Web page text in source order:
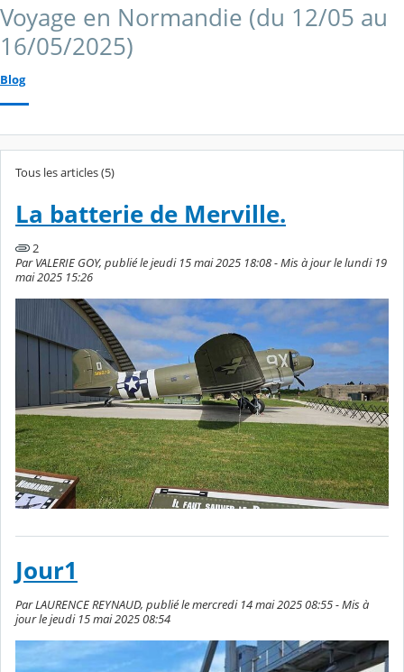
Voyage en Normandie (du 12/05 au
16/05/2025)
Blog
Tous les articles (5)
La batterie de Merville.
2
Par VALERIE GOY, publié le jeudi 15 mai 2025 18:08 - Mis à jour le lundi 19
mai 2025 15:26
Jour1
Par LAURENCE REYNAUD, publié le mercredi 14 mai 2025 08:55 - Mis à
jour le jeudi 15 mai 2025 08:54